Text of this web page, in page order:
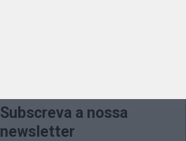
Subscreva a nossa
newsletter